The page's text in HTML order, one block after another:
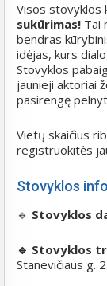
Visos stovyklos
sukūrimas! Tai
bendras
idėjas, kurs
Stovyklos
jaunieji aktoriai
pasirengę
Vietų skaičius
registruokitės
Stovyklos
🔹 Stovyklos
🔹 Stovyklos
Stanevičiaus g.